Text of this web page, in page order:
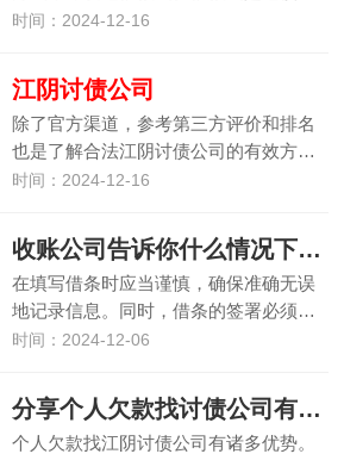
时间：2024-12-16
江阴讨债公司
除了官方渠道，参考第三方评价和排名
也是了解合法江阴讨债公司的有效方…
时间：2024-12-16
收账公司告诉你什么情况下借条会无效
在填写借条时应当谨慎，确保准确无误
地记录信息。同时，借条的签署必须…
时间：2024-12-06
分享个人欠款找讨债公司有什么优势？
个人欠款找江阴讨债公司有诸多优势。